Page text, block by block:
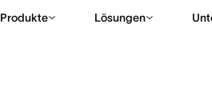
Produkte Lösungen